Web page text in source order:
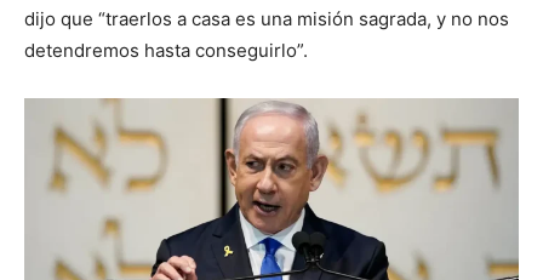
dijo que “traerlos a casa es una misión sagrada, y no nos
detendremos hasta conseguirlo”.